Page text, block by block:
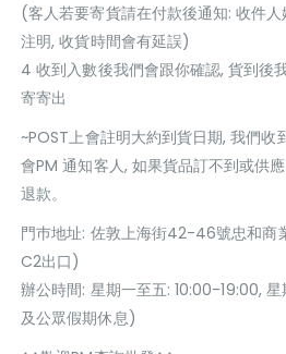
(客人若要寄貨請在付款後通知: 收件
注明, 收貨時間會有延誤)
4 收到入數後我們會跟你確認, 貨到後
寄寄出
~POST上會註明大約到貨日期, 我們收
會PM 通知客人, 如果貨品訂不到或供
退款。
門巿地址: 佐敦上海街42-46號忠和商
C2出口)
辦公時間: 星期一至五: 10:00-19:00,
及公眾假期休息)